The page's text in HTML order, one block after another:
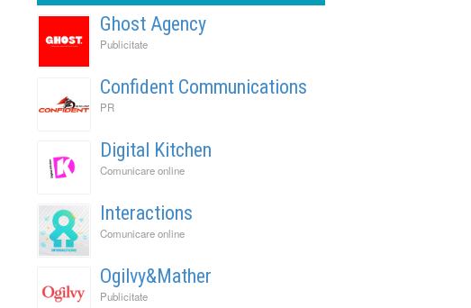
Ghost Agency
Publicitate
Confident Communications
PR
Digital Kitchen
Comunicare online
Interactions
Comunicare online
Ogilvy&Mather
Publicitate